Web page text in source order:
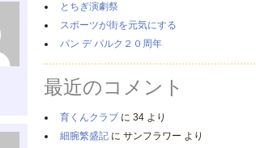
とちぎ演劇祭
スポーツが街を元気にする
パン デ パルク２０周年
最近のコメント
育くんクラブ に 34 より
細腕繁盛記 に サンフラワー より